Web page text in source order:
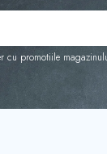
cu promotiile